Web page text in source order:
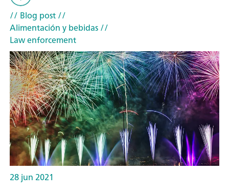
// Blog post//
Alimentación y bebidas//
Law enforcement
28 jun 2021